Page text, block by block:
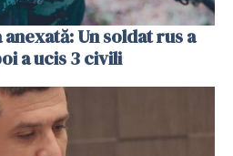
Un soldat rus a
a ucis 3 civili